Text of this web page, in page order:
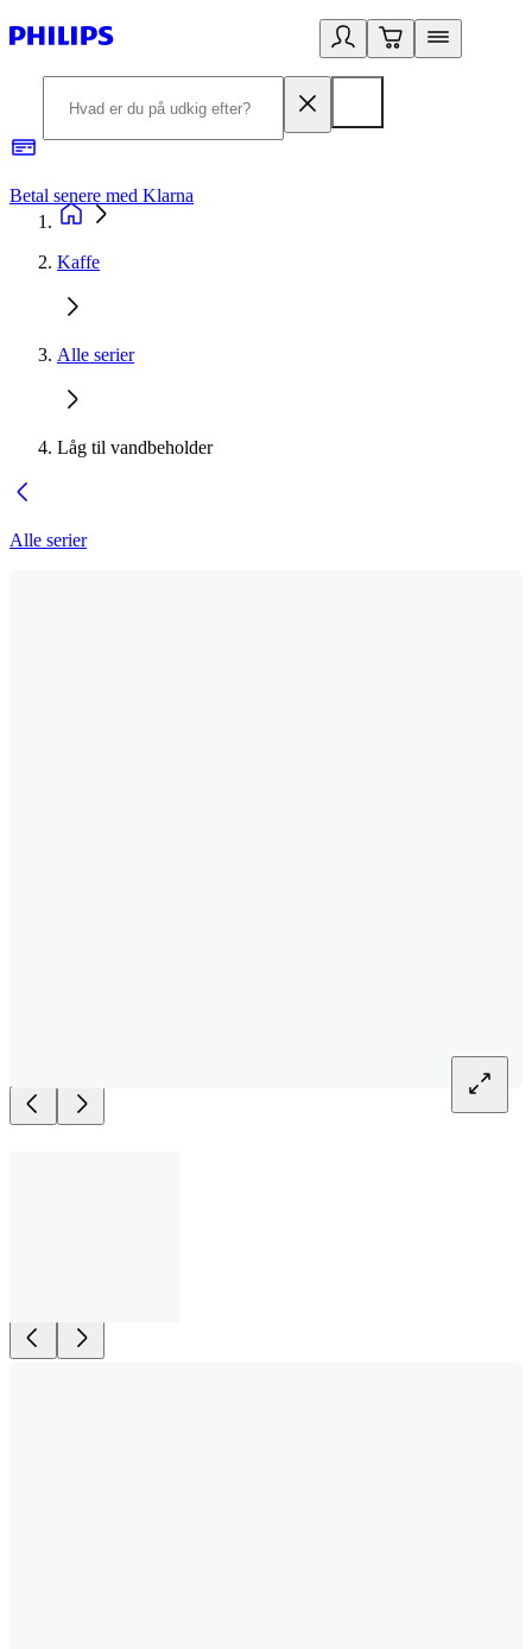
Betal senere med Klarna
Kaffe
Alle serier
Låg til vandbeholder
Alle serier